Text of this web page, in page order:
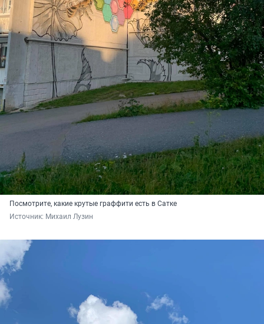
Посмотрите, какие крутые граффити есть в Сатке
Источник: Михаил Лузин